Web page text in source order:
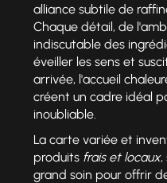
alliance subtile de
Chaque détail, de
indiscutable des
éveiller les sens et
arrivée, l'accueil
créent un cadre idéal
inoubliable.
La carte variée et
produits frais et locaux,
grand soin pour offrir